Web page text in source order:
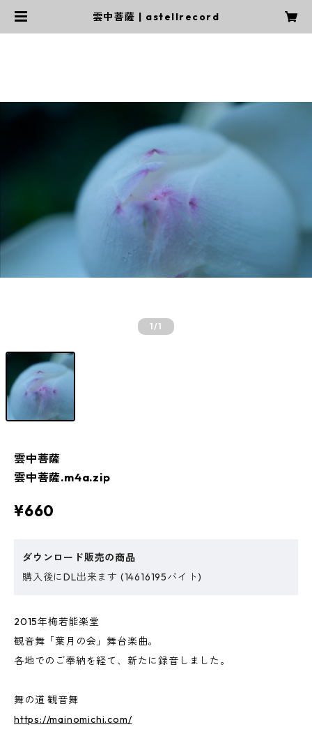
雲中菩薩 | astellrecord
1/1
雲中菩薩
雲中菩薩.m4a.zip
¥660
ダウンロード販売の商品
購入後にDL出来ます (14616195バイト)
2015年梅若能楽堂
観音舞「葉月の会」舞台楽曲。
各地でのご奉納を経て、新たに録音しました。
舞の道 観音舞
https://mainomichi.com/